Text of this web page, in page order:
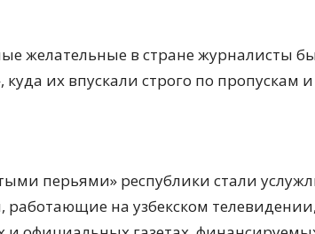
желательные в стране журналисты
их впускали строго по пропускам
перьями» республики стали
на узбекском